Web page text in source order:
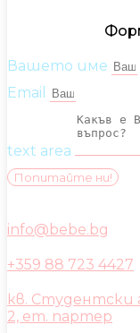
Вашето име
Email
text area
Попитайте ни!
info@bebe.bg
+359 88 723 4427
кв. Студентски
2, ет. партер